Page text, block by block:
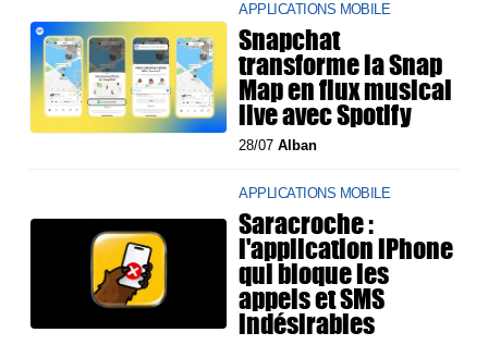
APPLICATIONS MOBILE
Snapchat
transforme la Snap
Map en flux musical
live avec Spotify
28/07Alban
APPLICATIONS MOBILE
Saracroche :
l'application iPhone
qui bloque les
appels et SMS
indésirables